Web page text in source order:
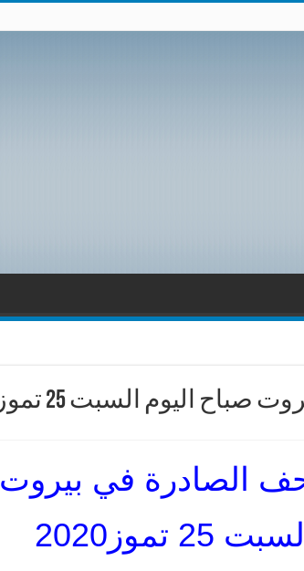
اليوم السبت 25 تموز2020
الصادرة في بيروت
تموز2020